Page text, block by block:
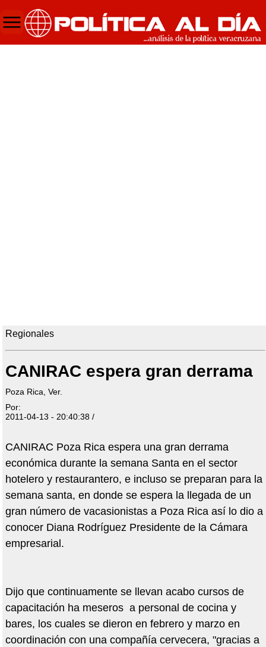
Regionales
CANIRAC espera gran derrama
Poza Rica, Ver.
Por:
2011-04-13 - 20:40:38 /
CANIRAC Poza Rica espera una gran derrama
económica durante la semana Santa en el sector
hotelero y restaurantero, e incluso se preparan para la
semana santa, en donde se espera la llegada de un
gran número de vacasionistas a Poza Rica así lo dio a
conocer Diana Rodríguez Presidente de la Cámara
empresarial.
Dijo que continuamente se llevan acabo cursos de
capacitación ha meseros a personal de cocina y
bares, los cuales se dieron en febrero y marzo en
coordinación con una compañía cervecera, "gracias a